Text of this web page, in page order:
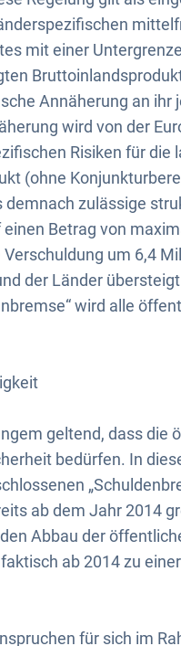
mit einer
Annäherung an
wird von der
Risiken für
(ohne
demnach zulässige
Betrag von
um 6,4
der Länder
wird alle
geltend, dass
bedürfen. In
ab dem Jahr 2014
Abbau der
ab 2014 zu
für sich im